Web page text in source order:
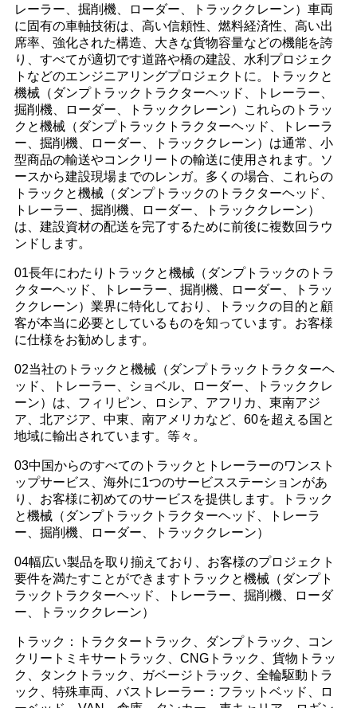
レーラー、掘削機、ローダー、トラッククレーン）車両
に固有の車軸技術は、高い信頼性、燃料経済性、高い出
席率、強化された構造、大きな貨物容量などの機能を誇
り、すべてが適切です道路や橋の建設、水利プロジェク
トなどのエンジニアリングプロジェクトに。トラックと
機械（ダンプトラックトラクターヘッド、トレーラー、
掘削機、ローダー、トラッククレーン）これらのトラッ
クと機械（ダンプトラックトラクターヘッド、トレーラ
ー、掘削機、ローダー、トラッククレーン）は通常、小
型商品の輸送やコンクリートの輸送に使用されます。ソ
ースから建設現場までのレンガ。多くの場合、これらの
トラックと機械（ダンプトラックのトラクターヘッド、
トレーラー、掘削機、ローダー、トラッククレーン）
は、建設資材の配送を完了するために前後に複数回ラウ
ンドします。
01長年にわたりトラックと機械（ダンプトラックのトラ
クターヘッド、トレーラー、掘削機、ローダー、トラッ
ククレーン）業界に特化しており、トラックの目的と顧
客が本当に必要としているものを知っています。お客様
に仕様をお勧めします。
02当社のトラックと機械（ダンプトラックトラクターヘ
ッド、トレーラー、ショベル、ローダー、トラッククレ
ーン）は、フィリピン、ロシア、アフリカ、東南アジ
ア、北アジア、中東、南アメリカなど、60を超える国と
地域に輸出されています。等々。
03中国からのすべてのトラックとトレーラーのワンスト
ップサービス、海外に1つのサービスステーションがあ
り、お客様に初めてのサービスを提供します。トラック
と機械（ダンプトラックトラクターヘッド、トレーラ
ー、掘削機、ローダー、トラッククレーン）
04幅広い製品を取り揃えており、お客様のプロジェクト
要件を満たすことができますトラックと機械（ダンプト
ラックトラクターヘッド、トレーラー、掘削機、ローダ
ー、トラッククレーン）
トラック：トラクタートラック、ダンプトラック、コン
クリートミキサートラック、CNGトラック、貨物トラッ
ク、タンクトラック、ガベージトラック、全輪駆動トラ
ック、特殊車両、バストレーラー：フラットベッド、ロ